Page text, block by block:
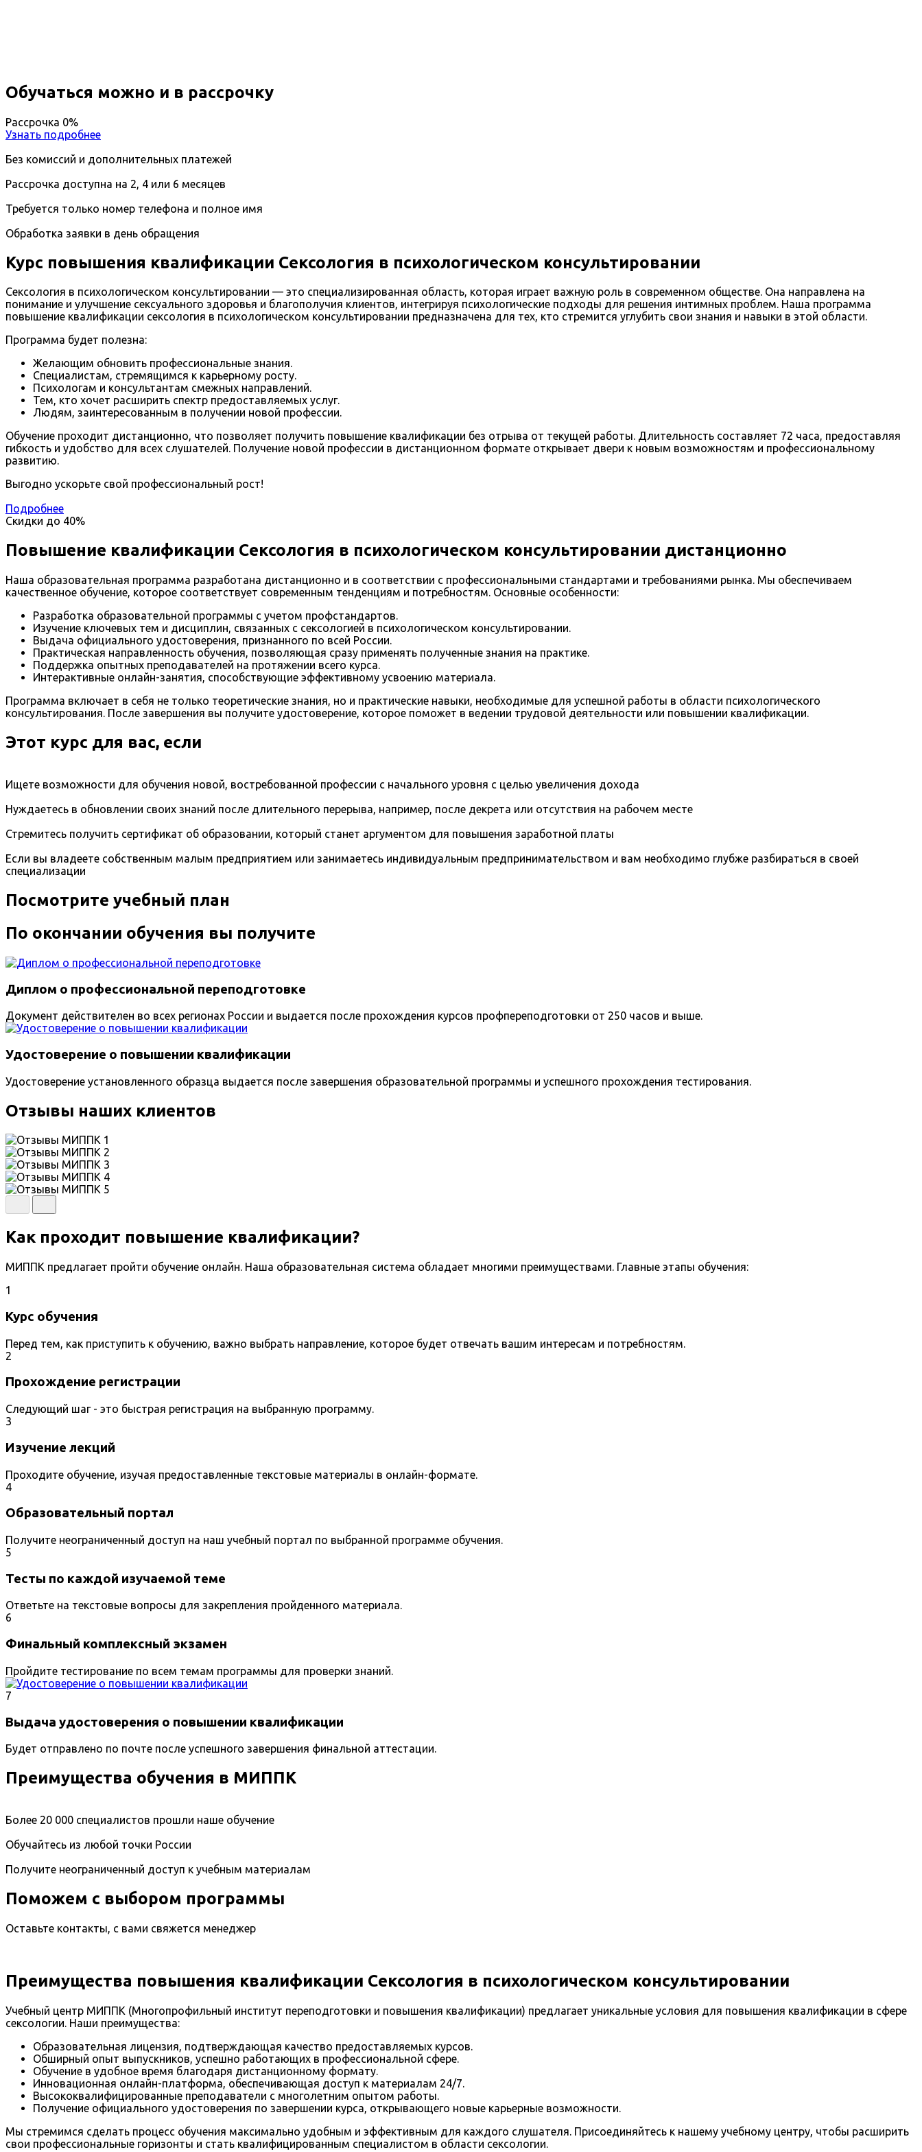
Обучаться можно и в рассрочку
Рассрочка 0%
Узнать подробнее
Без комиссий и дополнительных платежей
Рассрочка доступна на 2, 4 или 6 месяцев
Требуется только номер телефона и полное имя
Обработка заявки в день обращения
Курс повышения квалификации Сексология в психологическом консультировании
Сексология в психологическом консультировании — это специализированная область, которая играет важную роль в современном обществе. Она направлена на
понимание и улучшение сексуального здоровья и благополучия клиентов, интегрируя психологические подходы для решения интимных проблем. Наша программа
повышение квалификации сексология в психологическом консультировании предназначена для тех, кто стремится углубить свои знания и навыки в этой области.
Программа будет полезна:
Желающим обновить профессиональные знания.
Специалистам, стремящимся к карьерному росту.
Психологам и консультантам смежных направлений.
Тем, кто хочет расширить спектр предоставляемых услуг.
Людям, заинтересованным в получении новой профессии.
Обучение проходит дистанционно, что позволяет получить повышение квалификации без отрыва от текущей работы. Длительность составляет 72 часа, предоставляя
гибкость и удобство для всех слушателей. Получение новой профессии в дистанционном формате открывает двери к новым возможностям и профессиональному
развитию.
Выгодно ускорьте свой профессиональный рост!
Подробнее
Скидки до 40%
Повышение квалификации Сексология в психологическом консультировании дистанционно
Наша образовательная программа разработана дистанционно и в соответствии с профессиональными стандартами и требованиями рынка. Мы обеспечиваем
качественное обучение, которое соответствует современным тенденциям и потребностям. Основные особенности:
Разработка образовательной программы с учетом профстандартов.
Изучение ключевых тем и дисциплин, связанных с сексологией в психологическом консультировании.
Выдача официального удостоверения, признанного по всей России.
Практическая направленность обучения, позволяющая сразу применять полученные знания на практике.
Поддержка опытных преподавателей на протяжении всего курса.
Интерактивные онлайн-занятия, способствующие эффективному усвоению материала.
Программа включает в себя не только теоретические знания, но и практические навыки, необходимые для успешной работы в области психологического
консультирования. После завершения вы получите удостоверение, которое поможет в ведении трудовой деятельности или повышении квалификации.
Этот курс для вас, если
Ищете возможности для обучения новой, востребованной профессии с начального уровня с целью увеличения дохода
Нуждаетесь в обновлении своих знаний после длительного перерыва, например, после декрета или отсутствия на рабочем месте
Стремитесь получить сертификат об образовании, который станет аргументом для повышения заработной платы
Если вы владеете собственным малым предприятием или занимаетесь индивидуальным предпринимательством и вам необходимо глубже разбираться в своей
специализации
Посмотрите учебный план
По окончании обучения вы получите
Диплом о профессиональной переподготовке
Документ действителен во всех регионах России и выдается после прохождения курсов профпереподготовки от 250 часов и выше.
Удостоверение о повышении квалификации
Удостоверение установленного образца выдается после завершения образовательной программы и успешного прохождения тестирования.
Отзывы наших клиентов
Как проходит повышение квалификации?
МИППК предлагает пройти обучение онлайн. Наша образовательная система обладает многими преимуществами. Главные этапы обучения:
1
Курс обучения
Перед тем, как приступить к обучению, важно выбрать направление, которое будет отвечать вашим интересам и потребностям.
2
Прохождение регистрации
Следующий шаг - это быстрая регистрация на выбранную программу.
3
Изучение лекций
Проходите обучение, изучая предоставленные текстовые материалы в онлайн-формате.
4
Образовательный портал
Получите неограниченный доступ на наш учебный портал по выбранной программе обучения.
5
Тесты по каждой изучаемой теме
Ответьте на текстовые вопросы для закрепления пройденного материала.
6
Финальный комплексный экзамен
Пройдите тестирование по всем темам программы для проверки знаний.
7
Выдача удостоверения о повышении квалификации
Будет отправлено по почте после успешного завершения финальной аттестации.
Преимущества обучения в МИППК
Более 20 000 специалистов прошли наше обучение
Обучайтесь из любой точки России
Получите неограниченный доступ к учебным материалам
Поможем с выбором программы
Оставьте контакты, с вами свяжется менеджер
Преимущества повышения квалификации Сексология в психологическом консультировании
Учебный центр МИППК (Многопрофильный институт переподготовки и повышения квалификации) предлагает уникальные условия для повышения квалификации в сфере
сексологии. Наши преимущества:
Образовательная лицензия, подтверждающая качество предоставляемых курсов.
Обширный опыт выпускников, успешно работающих в профессиональной сфере.
Обучение в удобное время благодаря дистанционному формату.
Инновационная онлайн-платформа, обеспечивающая доступ к материалам 24/7.
Высококвалифицированные преподаватели с многолетним опытом работы.
Получение официального удостоверения по завершении курса, открывающего новые карьерные возможности.
Мы стремимся сделать процесс обучения максимально удобным и эффективным для каждого слушателя. Присоединяйтесь к нашему учебному центру, чтобы расширить
свои профессиональные горизонты и стать квалифицированным специалистом в области сексологии.